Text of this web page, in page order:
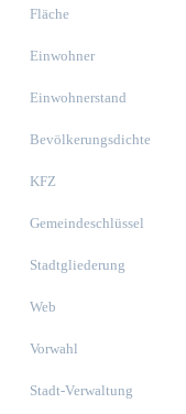
Fläche
Einwohner
Einwohnerstand
Bevölkerungsdichte
KFZ
Gemeindeschlüssel
Stadtgliederung
Web
Vorwahl
Stadt-Verwaltung